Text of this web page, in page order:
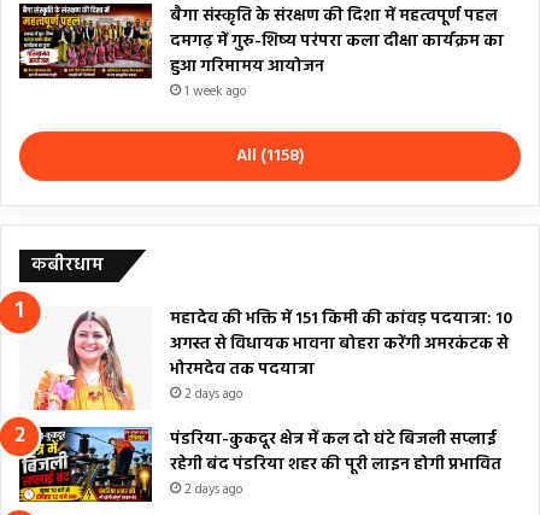
बैगा संस्कृति के संरक्षण की दिशा में महत्वपूर्ण पहल
दमगढ़ में गुरु-शिष्य परंपरा कला दीक्षा कार्यक्रम का
हुआ गरिमामय आयोजन
1 week ago
All (1158)
कबीरधाम
महादेव की भक्ति में 151 किमी की कांवड़ पदयात्रा: 10
अगस्त से विधायक भावना बोहरा करेंगी अमरकंटक से
भोरमदेव तक पदयात्रा
2 days ago
पंडरिया-कुकदूर क्षेत्र में कल दो घंटे बिजली सप्लाई
रहेगी बंद पंडरिया शहर की पूरी लाइन होगी प्रभावित
2 days ago